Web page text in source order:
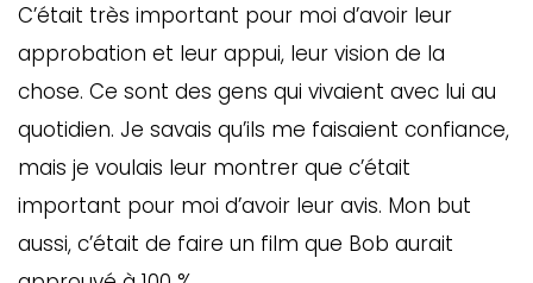
C’était très important pour moi d’avoir leur
approbation et leur appui, leur vision de la
chose. Ce sont des gens qui vivaient avec lui au
quotidien. Je savais qu’ils me faisaient confiance,
mais je voulais leur montrer que c’était
important pour moi d’avoir leur avis. Mon but
aussi, c’était de faire un film que Bob aurait